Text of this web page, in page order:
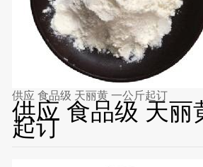
供应 食品级 天丽黄 一公斤起订
供应 食品级 天丽
起订